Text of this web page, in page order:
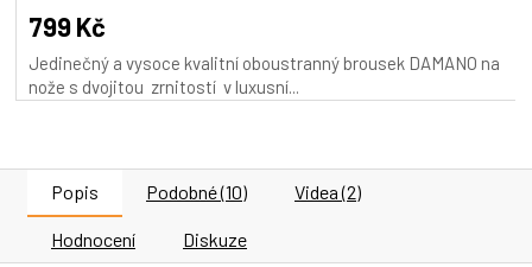
produktu
je
5,0
z
799 Kč
Jedinečný a vysoce kvalitní oboustranný brousek DAMANO na
nože s dvojitou zrnitostí v luxusní...
Popis Podobné (10) Videa (2)
Hodnocení Diskuze